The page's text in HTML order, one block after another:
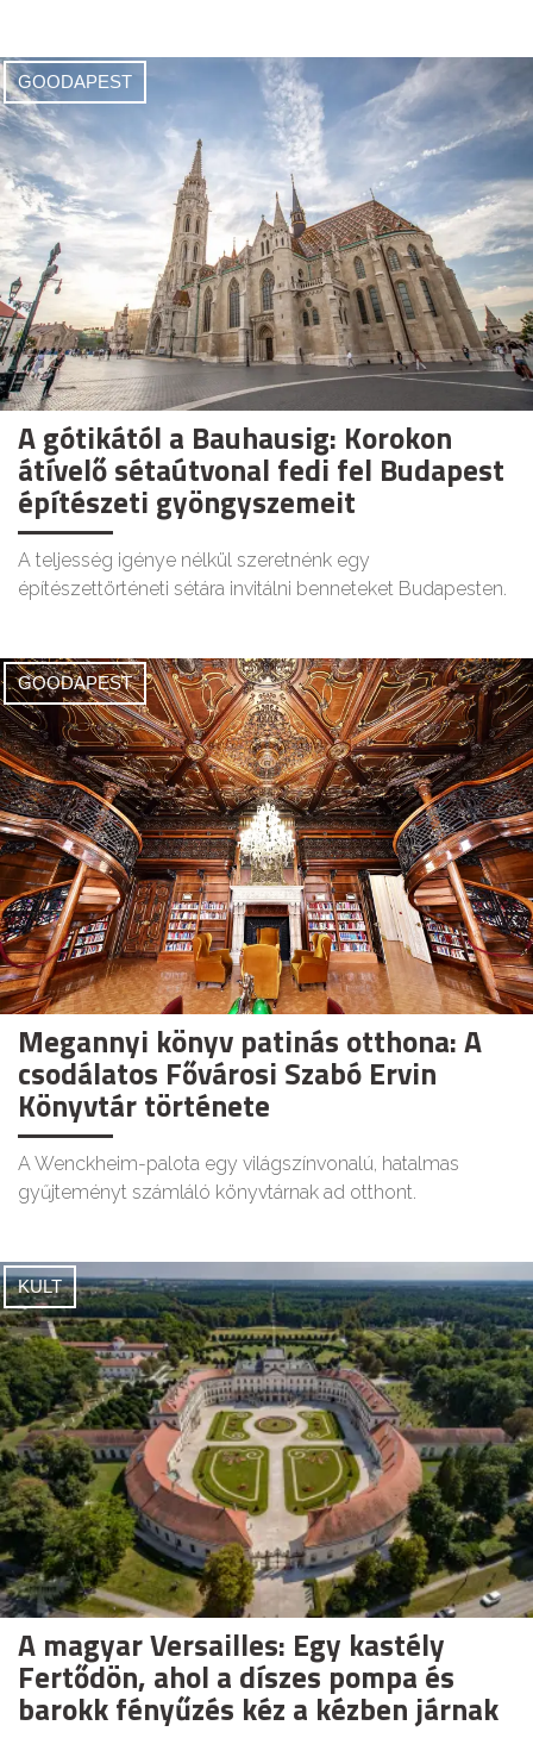
GOODAPEST
A gótikától a Bauhausig: Korokon
átívelő sétaútvonal fedi fel Budapest
építészeti gyöngyszemeit
A teljesség igénye nélkül szeretnénk egy
építészettörténeti sétára invitálni benneteket Budapesten.
GOODAPEST
Megannyi könyv patinás otthona: A
csodálatos Fővárosi Szabó Ervin
Könyvtár története
A Wenckheim-palota egy világszínvonalú, hatalmas
gyűjteményt számláló könyvtárnak ad otthont.
KULT
A magyar Versailles: Egy kastély
Fertődön, ahol a díszes pompa és
barokk fényűzés kéz a kézben járnak